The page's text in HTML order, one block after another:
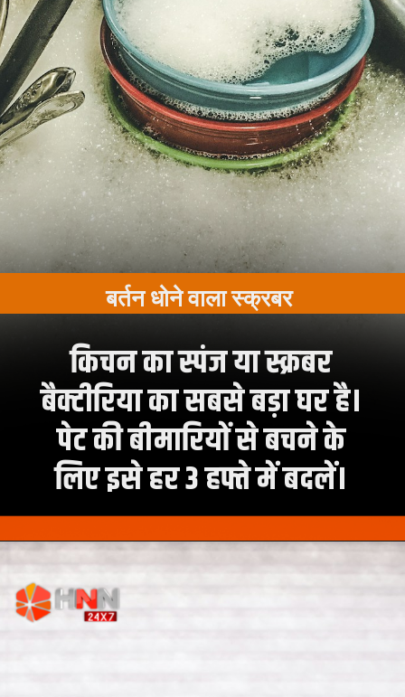
किचन का स्पंज या स्क्रबर
बैक्टीरिया का सबसे बड़ा घर है।
पेट की बीमारियों से बचने के
लिए इसे हर 3 हफ्ते में बदलें।
बर्तन धोने वाला स्क्रबर